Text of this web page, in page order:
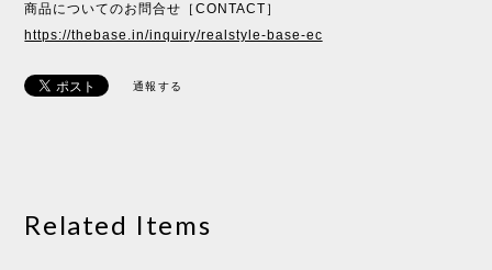
商品についてのお問合せ［CONTACT］
https://thebase.in/inquiry/realstyle-base-ec
通報する
Related Items